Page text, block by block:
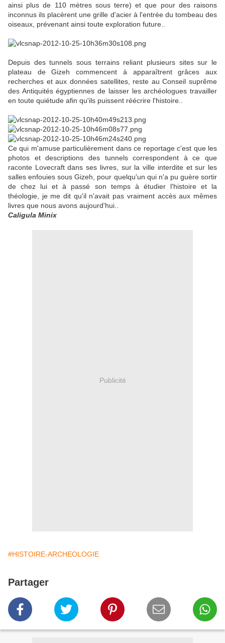
ainsi plus de 110 mètres sous terre) et que pour des raisons
inconnus ils placèrent une grille d'acier à l'entrée du tombeau des
oiseaux, prévenant ainsi toute exploration future..
Depuis des tunnels sous terrains reliant plusieurs sites sur le
plateau de Gizeh commencent à apparaîtrent grâces aux
recherches et aux données satellites, reste au Conseil suprême
des Antiquités égyptiennes de laisser les archéologues travailler
en toute quiétude afin qu'ils puissent réécrire l'histoire..
Ce qui m'amuse particulièrement dans ce reportage c'est que les
photos et descriptions des tunnels correspondent à ce que
raconte Lovecraft dans ses livres, sur la ville interdite et sur les
salles enfouies sous Gizeh, pour quelqu'un qui n'a pu guère sortir
de chez lui et à passé son temps à étudier l'histoire et la
théologie, je me dit qu'il n'avait pas vraiment accès aux mêmes
livres que nous avons aujourd'hui..
Caligula Minix
Publicité
#HISTOIRE-ARCHEOLOGIE
Partager